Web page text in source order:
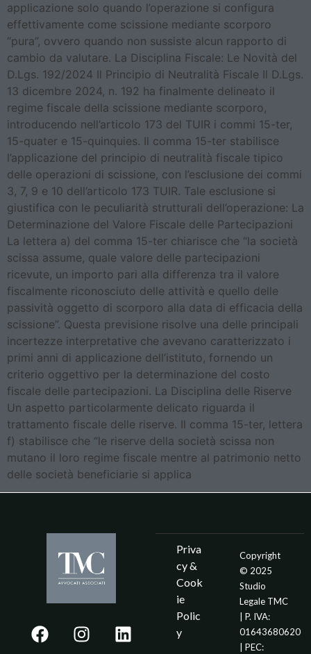
applicazione solo quando l’operazione si configura
effettivamente come scissione mediante scorporo
“pura”, ovvero quando non sussiste alcun rapporto di
cambio da valutare. La Disciplina Fiscale: Le Novità del
D.Lgs. 192/2024 Il Principio di Neutralità Fiscale Il D.Lgs.
13 dicembre 2024, n. 192 ha finalmente delineato il
regime fiscale della scissione mediante scorporo,
introducendo nell’articolo 173 del TUIR i commi 15-ter,
15-quater e 15-quinquies. Il comma 15-ter stabilisce
l’applicazione del principio di neutralità fiscale tipico
delle operazioni di scissione, con l’esclusione dei commi
3, 7, 9 e 10 dell’articolo 173 TUIR. Tale esclusione si
giustifica con le peculiarità strutturali dell’operazione: La
Determinazione del Valore Fiscale delle Partecipazioni
La lettera a) del comma 15-ter chiarisce che “la società
scissa assume, quale valore delle partecipazioni
ricevute, un importo pari alla differenza tra il valore
fiscalmente riconosciuto delle attività e quello delle
passività oggetto di scorporo alla data di efficacia della
scissione”. Questa previsione risolve una delle principali
incertezze interpretative che avevano caratterizzato i
primi anni di applicazione dell’istituto, fornendo un
criterio oggettivo per la determinazione del costo
fiscale delle partecipazioni. La Disciplina delle Riserve
Un aspetto particolarmente delicato riguarda il
trattamento fiscale delle riserve. Il comma 15-ter, lettera
f) stabilisce che “le riserve della società scissa non
mutano il loro regime fiscale mentre al patrimonio netto
delle società beneficiarie si applica
Priva
cy &
Cook
ie
Polic
y
Copyright
© 2025
Studio
Legale TMC
| P. IVA:
01643680620
| PEC: